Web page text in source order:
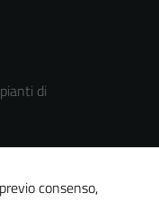
di
consenso,